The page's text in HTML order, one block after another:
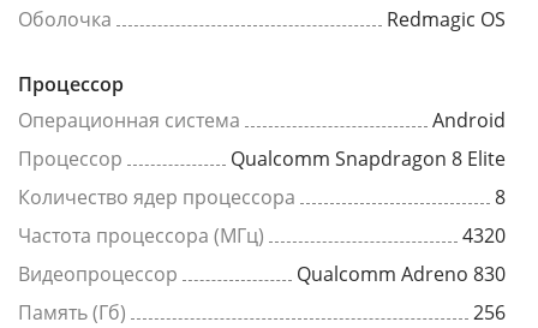
Оболочка
Redmagic OS
Процессор
Операционная система
Android
Процессор
Qualcomm Snapdragon 8 Elite
Количество ядер процессора
8
Частота процессора (МГц)
4320
Видеопроцессор
Qualcomm Adreno 830
Память (Гб)
256